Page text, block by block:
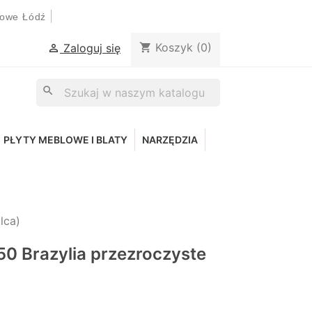
Łódź
 Zaloguj się shopping_cart Koszyk (0)
search
PŁYTY MEBLOWE I BLATY NARZĘDZIA
Brazylia przezroczyste